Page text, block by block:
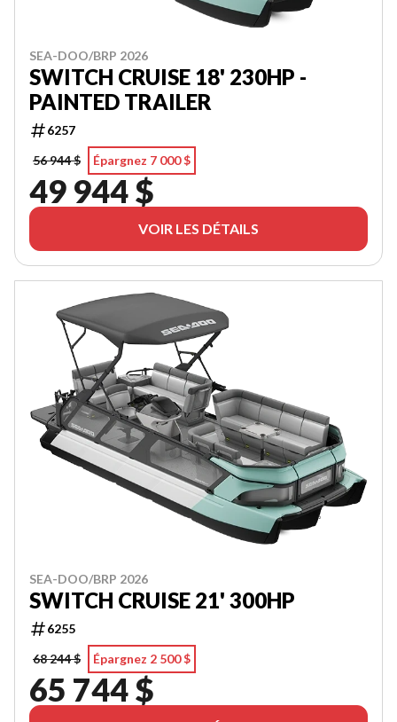
SEA-DOO/BRP 2026
SWITCH CRUISE 18' 230HP -
PAINTED TRAILER
6257
56 944 $
Épargnez 7 000 $
49 944 $
VOIR LES DÉTAILS
SEA-DOO/BRP 2026
SWITCH CRUISE 21' 300HP
6255
68 244 $
Épargnez 2 500 $
65 744 $